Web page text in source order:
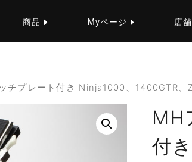
商品 Myページ 店舗
チプレート付き Ninja1000、1400GTR
MH
付